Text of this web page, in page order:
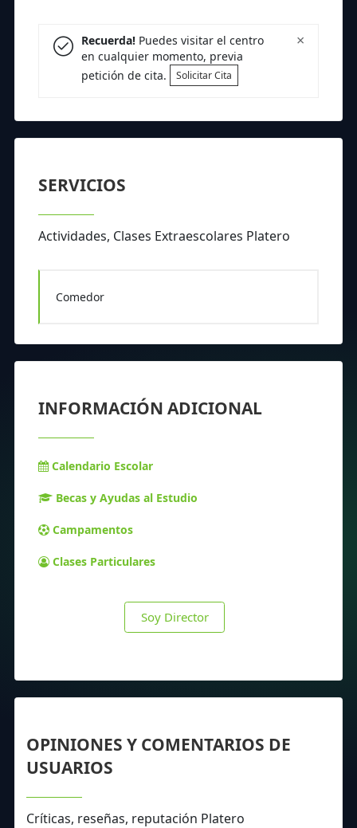
×
Recuerda!Puedes visitar el centro
en cualquier momento, previa
petición de cita.
Solicitar Cita
SERVICIOS
Actividades, Clases Extraescolares Platero
Comedor
INFORMACIÓN ADICIONAL
Calendario Escolar
Becas y Ayudas al Estudio
Campamentos
Clases Particulares
Soy Director
OPINIONES Y COMENTARIOS DE
USUARIOS
Críticas, reseñas, reputación Platero